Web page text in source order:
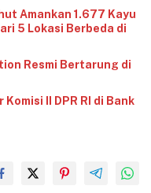
Amankan 1.677 Kayu
5 Lokasi Berbeda di
Resmi Bertarung di
II DPR RI di Bank